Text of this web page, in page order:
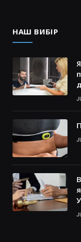
НАШ ВИБІР